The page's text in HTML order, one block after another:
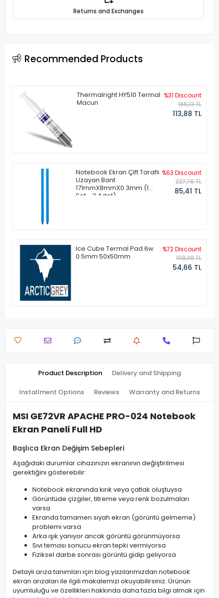
Returns and Exchanges
Recommended Products
Thermalright HY510 Termal
Macun
%31 Discount
165,13 TL
113,88 TL
Notebook Ekran Çift Taraflı
Uzayan Bant
171mmX8mmX0.3mm (1
Set - 2 Adet)
%63 Discount
227,76 TL
85,41 TL
Ice Cube Termal Pad 6w
0.5mm 50x50mm
%72 Discount
198,38 TL
54,66 TL
Product Description Delivery and Shipping
Installment Options Reviews Warranty and Returns
MSI GE72VR APACHE PRO-024 Notebook
Ekran Paneli Full HD
Başlıca Ekran Değişim Sebepleri
Aşağıdaki durumlar cihazınızın ekranının değiştirilmesi
gerektiğini gösterebilir:
Notebook ekranında kırık veya çatlak oluştuysa
Görüntüde çizgiler, titreme veya renk bozulmaları
varsa
Ekranda tamamen siyah ekran (görüntü gelmeme)
problemi varsa
Arka ışık yanıyor ancak görüntü görünmüyorsa
Sıvı teması sonucu ekran tepki vermiyorsa
Fiziksel darbe sonrası görüntü gidip geliyorsa
Detaylı arıza tanımları için blog yazılarımızdan notebook
ekran arızaları ile ilgili makalemizi okuyabilirsiniz. Ürünün
uyumluluğu ve özellikleri hakkında daha fazla bilgi almak için